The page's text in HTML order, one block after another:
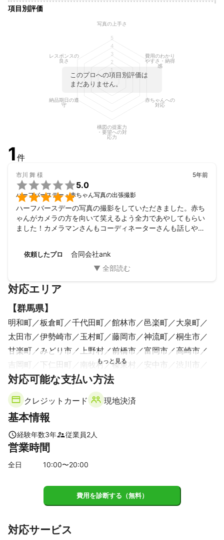
アピールポイント
コミュニケーションを大切に撮影をしております。
お問合せやご質問等のみでも、もちろん構いませんのでお気軽に
何卒宜しくお願い致します。
項目別評価
このプロへの項目別評価は
まだありません。
写真の上手さ
費用のわかり
やすさ・納得
感
赤ちゃんへの
対応
構図の提案力
・要望への対
応力
納品期日の遵
守
レスポンスの
良さ
1
2
3
4
5
1 件
市川 舞 様


5.0
ハーフバースデー・赤ちゃん写真の出張撮影
5年前
ハーフバースデーの写真の撮影をしていただきました。赤ち
ゃんがカメラの方を向いて笑えるよう全力であやしてもらい
ました！カメラマンさんもコーディネーターさんも話しやす
依頼したプロ 合同会社ank
対応エリア
【群馬県】
明和町 板倉町 千代田町 館林市 邑楽町
大泉町
太田市
伊勢崎市 玉村町 藤岡市 神流町
桐生市
甘楽町
みどり市 上野村 前橋市 富岡市
高崎市
吉岡町
下仁田町 南牧村 榛東村 安中市
渋川市
昭和村
沼田市 東吾妻町 高山村
片品村
嬬恋村
【富山県】
立山町 黒部市
入善町
滑川市 舟橋村
高岡市
小矢部市
【石川県】
七尾市 能登町
小松市 能美市 川北町
豊島区 新宿区
対応可能な支払い方法
クレジットカード 現地決済
基本情報
経験年数3年 従業員2人
営業時間
全日 10:00〜20:00
費用を診断する（無料）
対応サービス